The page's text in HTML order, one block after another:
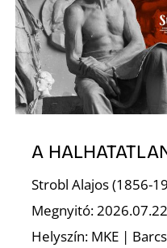
A
Strobl Alajos (1856-
Megnyitó:
Helyszín: MKE |